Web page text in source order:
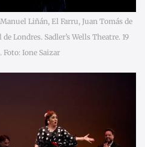
Liñán, El Farru, Juan Tomás de
Londres. Sadler’s Wells Theatre. 19
Ione Saizar